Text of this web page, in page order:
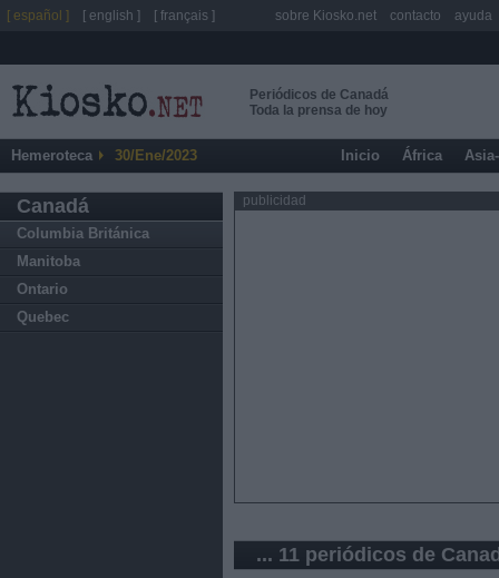
Periódicos de Canadá
Toda la prensa de hoy
Hemeroteca 30/Ene/2023 Inicio África
Canadá
Columbia Británica
Manitoba
Ontario
Quebec
publicidad
... 11 periódicos de
[ español ] [ english ] [ français ] sobre Kiosko.net contacto ayuda